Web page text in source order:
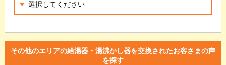
その他のエリアの給湯器・湯沸かし器を交換されたお客さまの声
を探す